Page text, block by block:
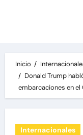
Inicio
Donald Trump
embarcaciones en el
Internacionales